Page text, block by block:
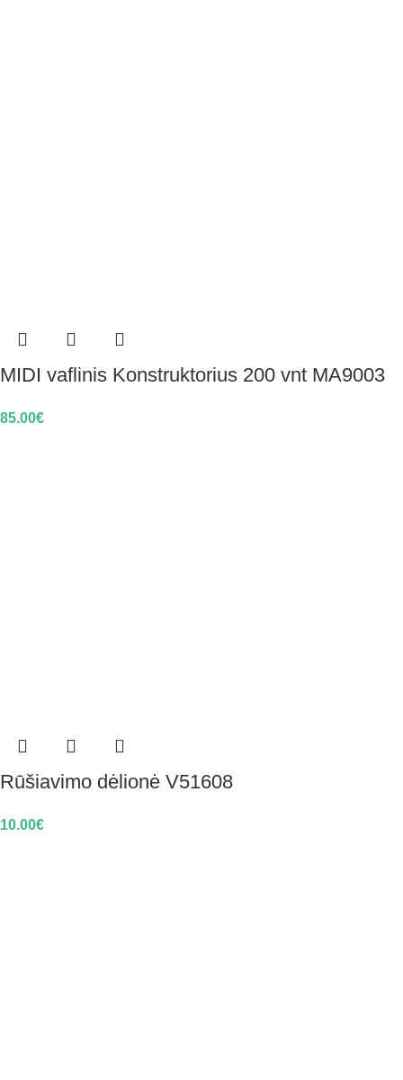
MIDI vaflinis Konstruktorius 200 vnt MA9003
85.00€
Rūšiavimo dėlionė V51608
10.00€